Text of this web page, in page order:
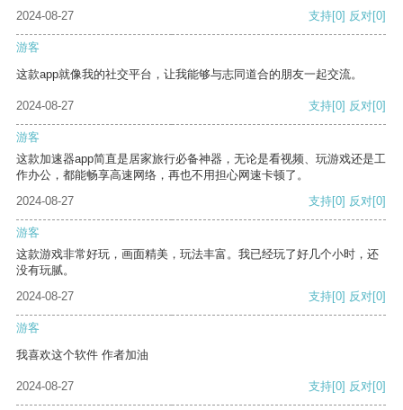
2024-08-27
支持[0] 反对[0]
游客
这款app就像我的社交平台，让我能够与志同道合的朋友一起交流。
2024-08-27 支持[0] 反对[0]
游客
这款加速器app简直是居家旅行必备神器，无论是看视频、玩游戏还是工
作办公，都能畅享高速网络，再也不用担心网速卡顿了。
2024-08-27
支持[0] 反对[0]
游客
这款游戏非常好玩，画面精美，玩法丰富。我已经玩了好几个小时，还
没有玩腻。
2024-08-27
支持[0] 反对[0]
游客
我喜欢这个软件 作者加油
2024-08-27 支持[0] 反对[0]